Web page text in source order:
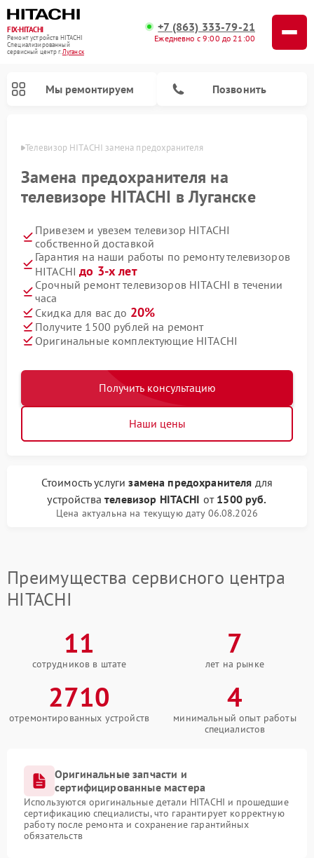
FIX-HITACHI
Ремонт устройств HITACHI
Специализированный
cервисный центр г.Луганск
+7 (863) 333-79-21
Ежедневно с 9:00 до 21:00
Мы ремонтируем Позвонить
Телевизор HITACHI замена предохранителя
Замена предохранителя на
телевизоре HITACHI в Луганске
Привезем и увезем телевизор HITACHI
собственной доставкой
Гарантия на наши работы по ремонту телевизоров
HITACHIдо 3-х лет
Срочный ремонт телевизоров HITACHI в течении
часа
Скидка для вас до 20%
Получите 1500 рублей на ремонт
Оригинальные комплектующие HITACHI
Получить консультацию
Наши цены
Стоимость услугизамена предохранителя для
устройствателевизор HITACHI от 1500 руб.
Цена актуальна на текущую дату 06.08.2026
Преимущества сервисного центра
HITACHI
11
сотрудников в штате
7
лет на рынке
2710
отремонтированных устройств
4
минимальный опыт работы
специалистов
Оригинальные запчасти и
сертифицированные мастера
Используются оригинальные детали HITACHI и прошедшие
сертификацию специалисты, что гарантирует корректную
работу после ремонта и сохранение гарантийных
обязательств